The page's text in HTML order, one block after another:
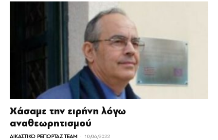
Χάσαμε την ειρήνη λόγω
αναθεωρητισμού
ΔΙΚΑΣΤΙΚΟ ΡΕΠΟΡΤΑΖ TEAM - 10/06/2022